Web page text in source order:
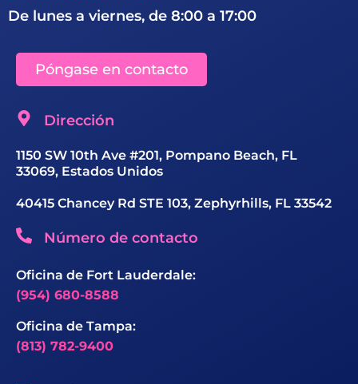
De lunes a viernes, de 8:00 a 17:00
Póngase en contacto
Dirección
1150 SW 10th Ave #201, Pompano Beach, FL
33069, Estados Unidos
40415 Chancey Rd STE 103, Zephyrhills, FL 33542
Número de contacto
Oficina de Fort Lauderdale:
(954) 680-8588
Oficina de Tampa:
(813) 782-9400